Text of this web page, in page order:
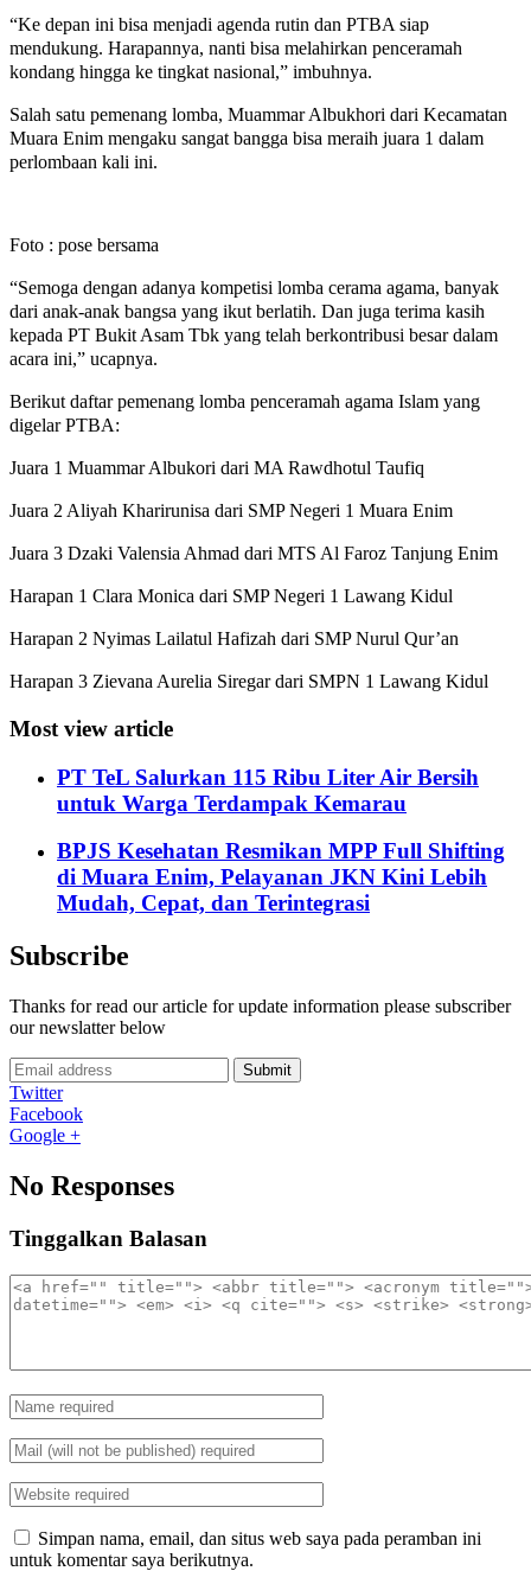
“Ke depan ini bisa menjadi agenda rutin dan PTBA siap
mendukung. Harapannya, nanti bisa melahirkan penceramah
kondang hingga ke tingkat nasional,” imbuhnya.
Salah satu pemenang lomba, Muammar Albukhori dari Kecamatan
Muara Enim mengaku sangat bangga bisa meraih juara 1 dalam
perlombaan kali ini.
Foto : pose bersama
“Semoga dengan adanya kompetisi lomba cerama agama, banyak
dari anak-anak bangsa yang ikut berlatih. Dan juga terima kasih
kepada PT Bukit Asam Tbk yang telah berkontribusi besar dalam
acara ini,” ucapnya.
Berikut daftar pemenang lomba penceramah agama Islam yang
digelar PTBA:
Juara 1 Muammar Albukori dari MA Rawdhotul Taufiq
Juara 2 Aliyah Kharirunisa dari SMP Negeri 1 Muara Enim
Juara 3 Dzaki Valensia Ahmad dari MTS Al Faroz Tanjung Enim
Harapan 1 Clara Monica dari SMP Negeri 1 Lawang Kidul
Harapan 2 Nyimas Lailatul Hafizah dari SMP Nurul Qur’an
Harapan 3 Zievana Aurelia Siregar dari SMPN 1 Lawang Kidul
Most view article
PT TeL Salurkan 115 Ribu Liter Air Bersih
untuk Warga Terdampak Kemarau
BPJS Kesehatan Resmikan MPP Full Shifting
di Muara Enim, Pelayanan JKN Kini Lebih
Mudah, Cepat, dan Terintegrasi
Subscribe
Thanks for read our article for update information please subscriber
our newslatter below
Submit
Twitter
Facebook
Google +
No Responses
Tinggalkan Balasan
Simpan nama, email, dan situs web saya pada peramban ini
untuk komentar saya berikutnya.